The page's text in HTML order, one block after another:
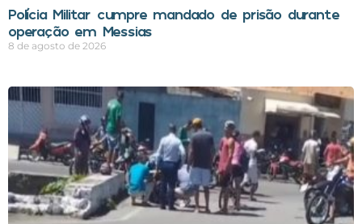
Polícia Militar cumpre mandado de prisão durante
operação em Messias
8 de agosto de 2026